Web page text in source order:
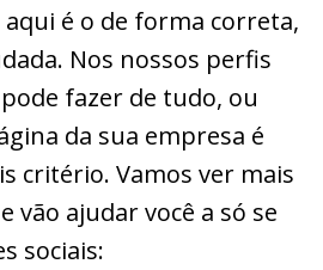
é o de forma correta,
Nos nossos perfis
fazer de tudo, ou
da sua empresa é
critério. Vamos ver mais
vão ajudar você a só se
sociais: